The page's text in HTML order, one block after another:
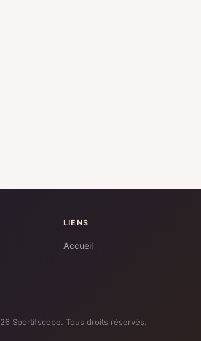
LIENS
Accueil
Sportifscope. Tous droits réservés.